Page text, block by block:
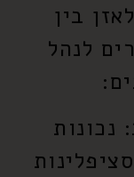
בין
לנהל
נכונות